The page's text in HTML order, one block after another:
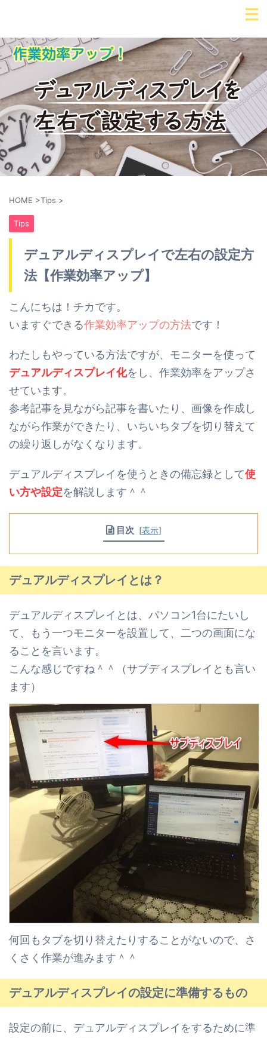
HOME >Tips >
Tips
デュアルディスプレイで左右の設定方
法【作業効率アップ】
こんにちは！チカです。
いますぐできる作業効率アップの方法です！
わたしもやっている方法ですが、 モニターを使って
デュアルディスプレイ化をし、作業効率をアップさ
せています。
参考記事を見ながら記事を書いたり、画像を作成し
ながら作業ができたり、 いちいちタブを切り替えて
の繰り返しがなくなります。
デュアルディスプレイを使うときの備忘録として使
い方や設定を解説します＾＾
目次 [表示]
デュアルディスプレイとは？
デュアルディスプレイとは、パソコン1台にたいし
て、もう一つモニターを設置して、 二つの画面にな
ることを言います。
こんな感じですね＾＾（サブディスプレイとも言い
ます）
何回もタブを切り替えたりすることがないので、さ
くさく作業が進みます＾＾
デュアルディスプレイの設定に準備するもの
設定の前に、デュアルディスプレイをするために準